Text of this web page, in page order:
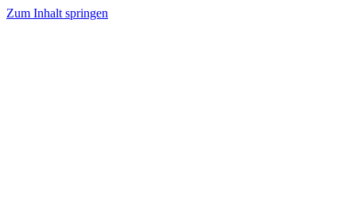
Zum Inhalt springen